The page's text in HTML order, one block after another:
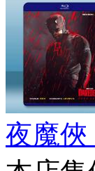
夜魔俠